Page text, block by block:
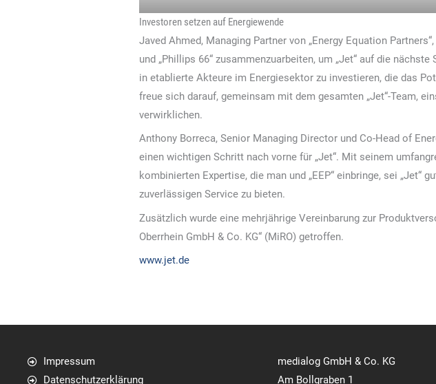
Investoren setzen auf Energiewende
Javed Ahmed, Managing Partner von „Energy Equation
und „Phillips 66“ zusammenzuarbeiten, um „Jet“ auf die
in etablierte Akteure im Energiesektor zu investieren, die das
freue sich darauf, gemeinsam mit dem gesamten „Jet“-Team,
verwirklichen.
Anthony Borreca, Senior Managing Director und Co-Head of
einen wichtigen Schritt nach vorne für „Jet“. Mit seinem
kombinierten Expertise, die man und „EEP“ einbringe, sei
zuverlässigen Service zu bieten.
Zusätzlich wurde eine mehrjährige Vereinbarung zur
Oberrhein GmbH & Co. KG“ (MiRO) getroffen.
www.jet.de
Impressum
Datenschutzerklärung
medialog GmbH & Co. KG
Am Bollgraben 1